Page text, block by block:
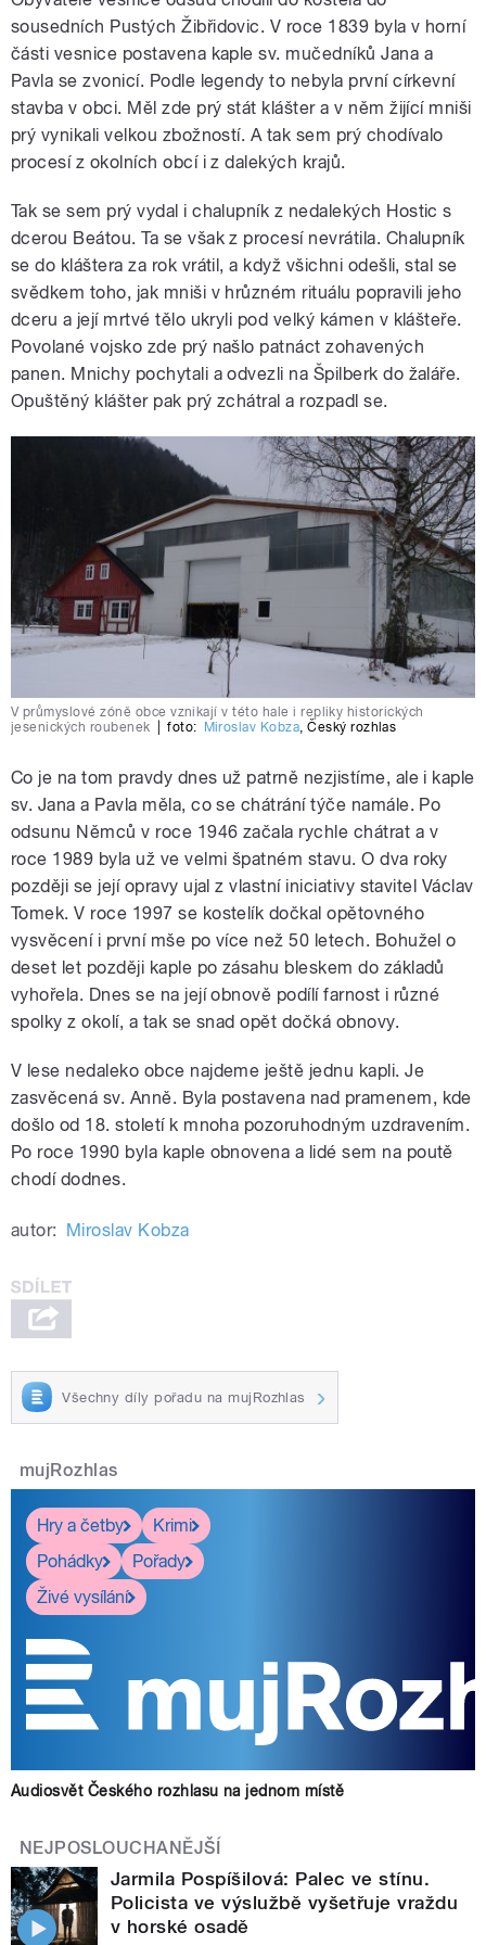
sousedních Pustých Žibřidovic. V roce 1839 byla v horní
části vesnice postavena kaple sv. mučedníků Jana a
Pavla se zvonicí. Podle legendy to nebyla první církevní
stavba v obci. Měl zde prý stát klášter a v něm žijící mniši
prý vynikali velkou zbožností. A tak sem prý chodívalo
procesí z okolních obcí i z dalekých krajů.
Tak se sem prý vydal i chalupník z nedalekých Hostic s
dcerou Beátou. Ta se však z procesí nevrátila. Chalupník
se do kláštera za rok vrátil, a když všichni odešli, stal se
svědkem toho, jak mniši v hrůzném rituálu popravili jeho
dceru a její mrtvé tělo ukryli pod velký kámen v klášteře.
Povolané vojsko zde prý našlo patnáct zohavených
panen. Mnichy pochytali a odvezli na Špilberk do žaláře.
Opuštěný klášter pak prý zchátral a rozpadl se.
V průmyslové zóně obce vznikají v této hale i repliky historických
jesenických roubenek
foto: Miroslav Kobza,Český rozhlas
Co je na tom pravdy dnes už patrně nezjistíme, ale i kaple
sv. Jana a Pavla měla, co se chátrání týče namále. Po
odsunu Němců v roce 1946 začala rychle chátrat a v
roce 1989 byla už ve velmi špatném stavu. O dva roky
později se její opravy ujal z vlastní iniciativy stavitel Václav
Tomek. V roce 1997 se kostelík dočkal opětovného
vysvěcení i první mše po více než 50 letech. Bohužel o
deset let později kaple po zásahu bleskem do základů
vyhořela. Dnes se na její obnově podílí farnost i různé
spolky z okolí, a tak se snad opět dočká obnovy.
V lese nedaleko obce najdeme ještě jednu kapli. Je
zasvěcená sv. Anně. Byla postavena nad pramenem, kde
došlo od 18. století k mnoha pozoruhodným uzdravením.
Po roce 1990 byla kaple obnovena a lidé sem na poutě
chodí dodnes.
autor: Miroslav Kobza
Všechny díly pořadu na mujRozhlas
mujRozhlas
Hry a četby
Krimi
Pohádky
Pořady
Živé vysílání
Audiosvět Českého rozhlasu na jednom místě
NEJPOSLOUCHANĚJŠÍ
Jarmila Pospíšilová: Palec ve stínu.
Policista ve výslužbě vyšetřuje vraždu
v horské osadě